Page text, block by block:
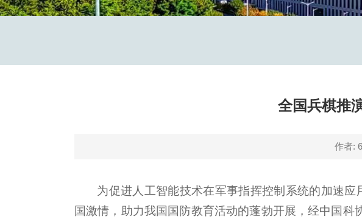
全国兵棋推
作者:
为促进人工智能技术在军事指挥控制系统的加速
国激情，助力我国国防教育活动的蓬勃开展，经中国